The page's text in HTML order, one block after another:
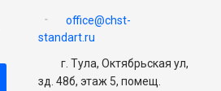
office@chst-
standart.ru
г. Тула, Октябрьская ул,
зд. 48б, этаж 5, помещ.